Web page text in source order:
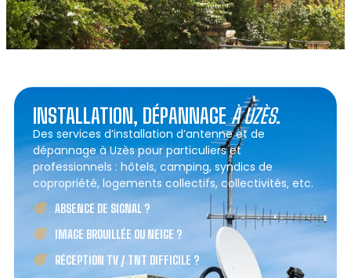
INSTALLATION, DÉPANNAGEÀ UZÈS.
Des services d’installation d’antenne et de
dépannage à Uzès pour particuliers et
professionnels : hôtels, camping, syndics de
copropriété, logements collectifs, collectivités, etc.
ABSENCE DE SIGNAL ?
IMAGE BROUILLÉE OU NEIGE ?
RÉCEPTION TV / TNT DIFFICILE ?